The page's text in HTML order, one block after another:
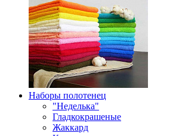
Наборы полотенец
"Неделька"
Гладкокрашеные
Жаккард